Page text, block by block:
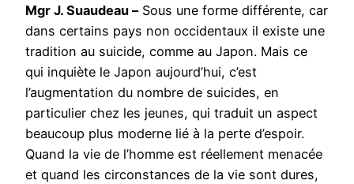
Mgr J. Suaudeau –Sous une forme différente, car
dans certains pays non occidentaux il existe une
tradition au suicide, comme au Japon. Mais ce
qui inquiète le Japon aujourd’hui, c’est
l’augmentation du nombre de suicides, en
particulier chez les jeunes, qui traduit un aspect
beaucoup plus moderne lié à la perte d’espoir.
Quand la vie de l’homme est réellement menacée
et quand les circonstances de la vie sont dures,